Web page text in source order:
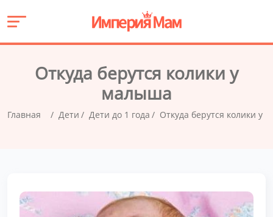
Откуда берутся колики у
малыша
Главная Дети Дети до 1 года Откуда берутся колики у